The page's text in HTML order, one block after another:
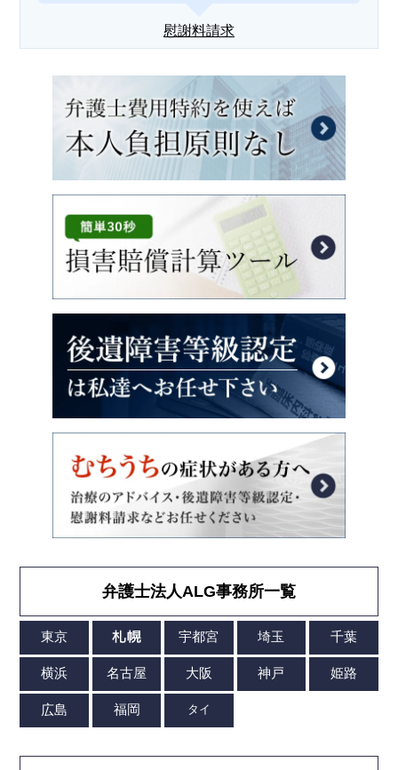
慰謝料請求
弁護士法人ALG事務所一覧